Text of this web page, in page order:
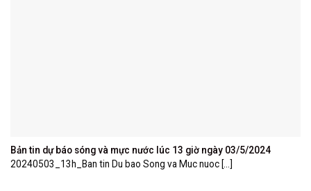
Bản tin dự báo sóng và mực nước lúc 13 giờ ngày 03/5/2024
20240503_13h_Ban tin Du bao Song va Muc nuoc [...]